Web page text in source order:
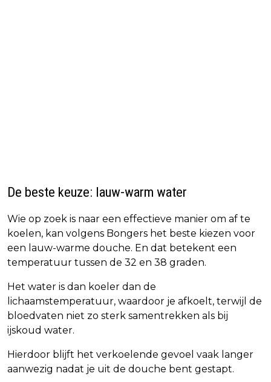
De beste keuze: lauw-warm water
Wie op zoek is naar een effectieve manier om af te
koelen, kan volgens Bongers het beste kiezen voor
een lauw-warme douche. En dat betekent een
temperatuur tussen de 32 en 38 graden.
Het water is dan koeler dan de
lichaamstemperatuur, waardoor je afkoelt, terwijl de
bloedvaten niet zo sterk samentrekken als bij
ijskoud water.
Hierdoor blijft het verkoelende gevoel vaak langer
aanwezig nadat je uit de douche bent gestapt.